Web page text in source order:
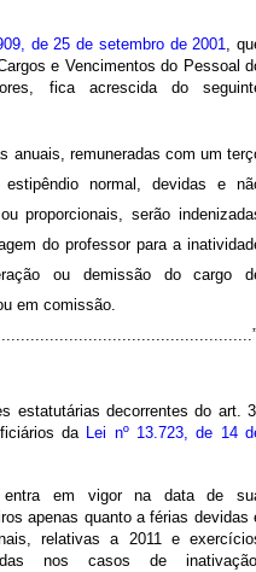
de 25 de setembro de 2001,
e Vencimentos do Pessoal
fica acrescida do
anuais, remuneradas com um
normal, devidas e
proporcionais, serão
do professor para a
ou demissão do cargo
em comissão.
estatutárias decorrentes do art.
da Lei nº 13.723, de 14
em vigor na data de
apenas quanto a férias devidas
relativas a 2011 e
nos casos de